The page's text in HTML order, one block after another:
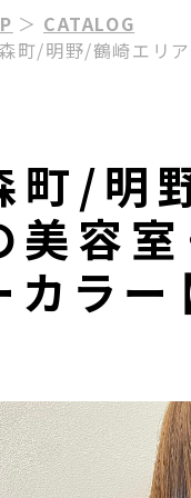
＞ CATALOG
町/明野/鶴崎エリ
町/明
美容
カラー